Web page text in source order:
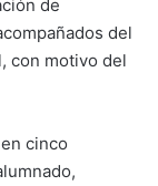
de
del
con motivo del
cinco